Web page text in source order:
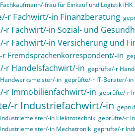
frau für Einkauf und Logistik IHK
r Fachwirt/-in Finanzberatung
r Fachwirt/-in Sozial- und
r Fachwirt/-in Versicherung und
Fremdsprachenkorrespondent/-in
r Handelsfachwirt/-in geprüfte/-r
in geprüfte/-r IT-Berater/-in
r Immobilienfachwirt/-in geprüfte/-r
r Industriefachwirt/-in
in Elektrotechnik geprüfte/-r
in Mechatronik geprüfte/-r